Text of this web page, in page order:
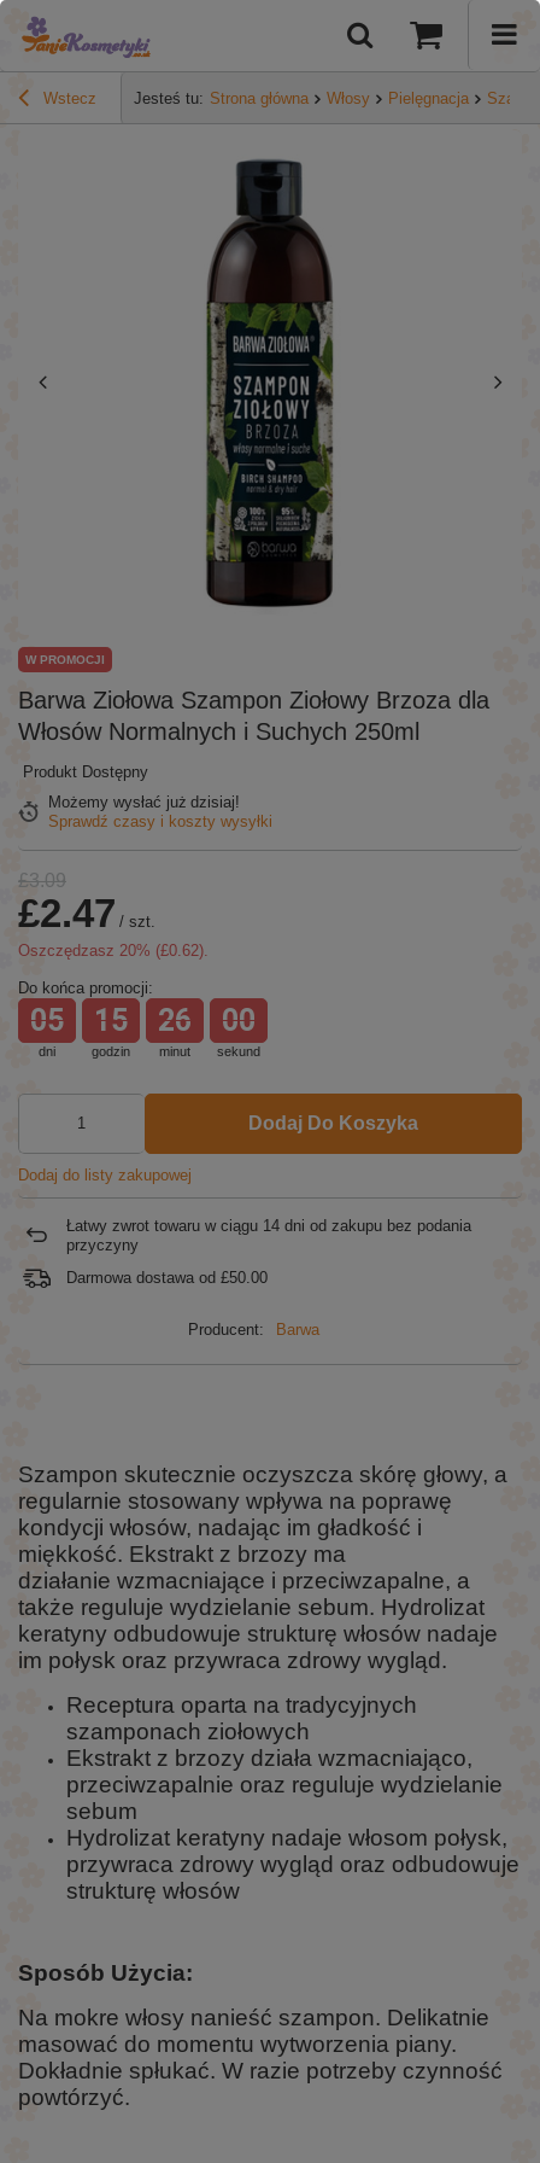
Wstecz Jesteś tu: Strona główna Włosy Pielęgnacja
Barwa Ziołowa Szampon Ziołowy Brzoza dla
Włosów Normalnych i Suchych 250ml
W PROMOCJI
Produkt Dostępny
Możemy wysłać już dzisiaj!
Sprawdź czasy i koszty wysyłki
£3.09
£2.47 / szt.
Oszczędzasz 20% (£0.62).
Do końca promocji:
dni
05
godzin
15
minut
26
sekund
00
Dodaj Do Koszyka
Dodaj do listy zakupowej
Łatwy zwrot towaru w ciągu 14 dni od zakupu bez podania
przyczyny
Darmowa dostawa od £50.00
Producent: Barwa
Szampon skutecznie oczyszcza skórę głowy, a
regularnie stosowany wpływa na poprawę
kondycji włosów, nadając im gładkość i
miękkość. Ekstrakt z brzozy ma
działanie wzmacniające i przeciwzapalne, a
także reguluje wydzielanie sebum. Hydrolizat
keratyny odbudowuje strukturę włosów nadaje
im połysk oraz przywraca zdrowy wygląd.
Receptura oparta na tradycyjnych
szamponach ziołowych
Ekstrakt z brzozy działa wzmacniająco,
przeciwzapalnie oraz reguluje wydzielanie
sebum
Hydrolizat keratyny nadaje włosom połysk,
przywraca zdrowy wygląd oraz odbudowuje
strukturę włosów
Sposób Użycia:
Na mokre włosy nanieść szampon. Delikatnie
masować do momentu wytworzenia piany.
Dokładnie spłukać. W razie potrzeby czynność
powtórzyć.